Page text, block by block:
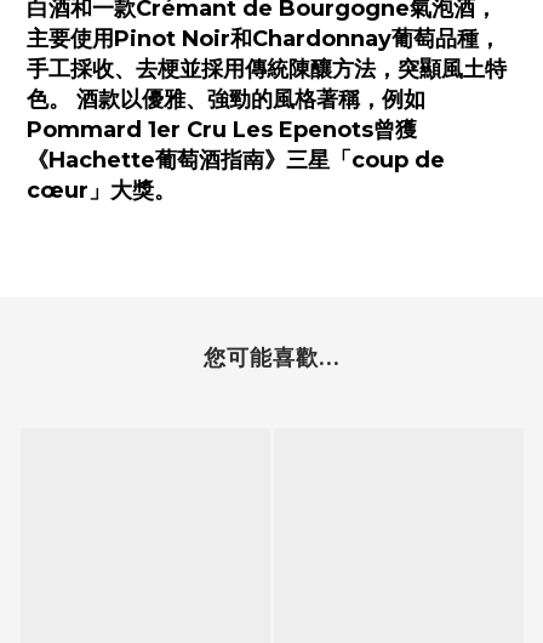
白酒和一款Crémant de Bourgogne氣泡酒，
主要使用Pinot Noir和Chardonnay葡萄品種，
手工採收、去梗並採用傳統陳釀方法，突顯風土特
色。 酒款以優雅、強勁的風格著稱，例如
Pommard 1er Cru Les Epenots曾獲
《Hachette葡萄酒指南》三星「coup de
cœur」大獎。
您可能喜歡...